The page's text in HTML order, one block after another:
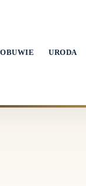
OBUWIE URODA